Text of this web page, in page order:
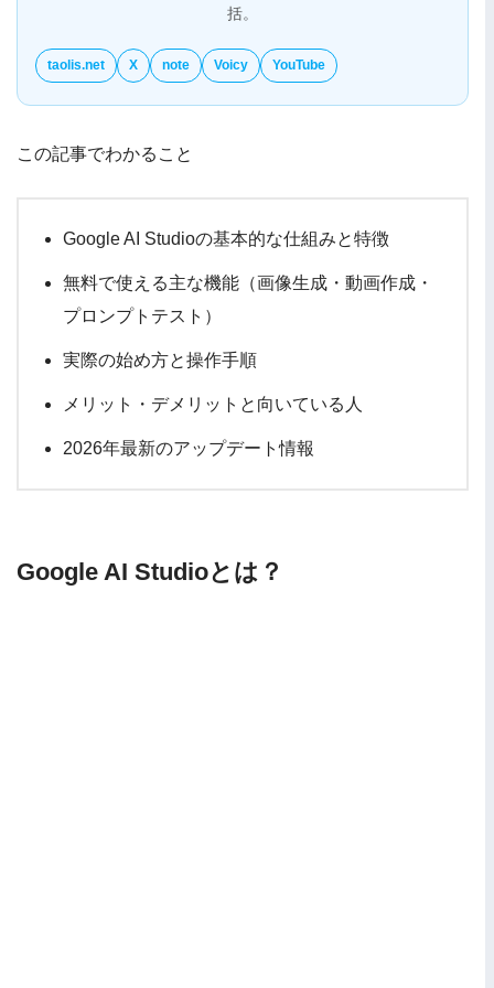
括。
taolis.net X note Voicy YouTube
この記事でわかること
Google AI Studioの基本的な仕組みと特徴
無料で使える主な機能（画像生成・動画作成・
プロンプトテスト）
実際の始め方と操作手順
メリット・デメリットと向いている人
2026年最新のアップデート情報
Google AI Studioとは？